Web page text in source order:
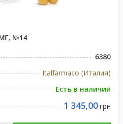
№14
6380
Italfarmaco (Италия)
Есть в наличии
1 345,00 грн